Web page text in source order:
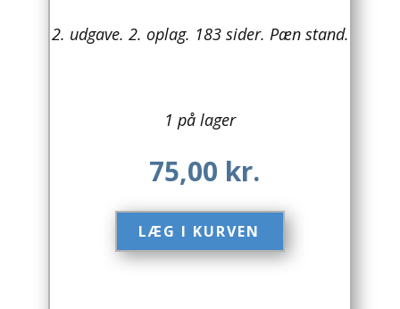
Arkitektur
Børnebøger
2. udgave. 2. oplag. 183 sider. Pæn stand.
1 på lager
75,00 kr.
LÆG I KURVEN​